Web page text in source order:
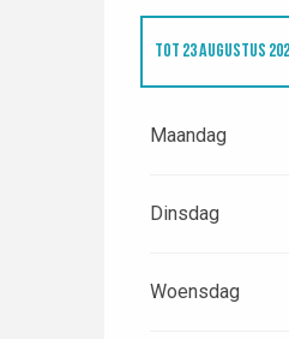
TOT 23 AUGUSTUS
Maandag
Dinsdag
Woensdag